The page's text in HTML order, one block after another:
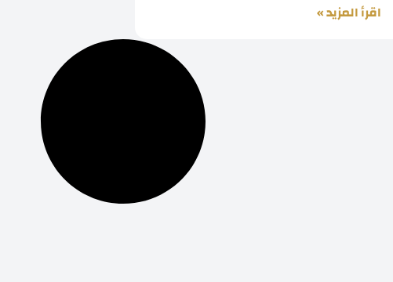
اقرأ المزيد »